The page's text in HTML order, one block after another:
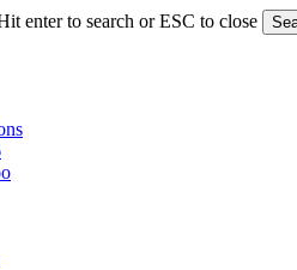
enter to search or ESC to close